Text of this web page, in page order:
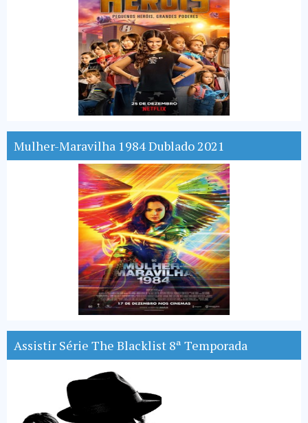
Mulher-Maravilha 1984 Dublado 2021
Assistir Série The Blacklist 8ª Temporada